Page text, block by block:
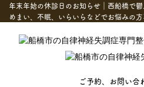
年末年始の休診日のお知らせ｜西船橋で鬱
めまい、不眠、いらいらなどでお悩みの
ご予約、お問い合